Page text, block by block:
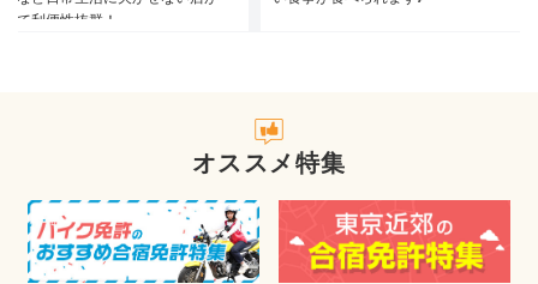
て利便性抜群！
オススメ特集